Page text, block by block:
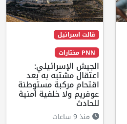
قالت اسرائيل
PNN مختارات
الجيش الإسرائيلي:
اعتقال مشتبه به بعد
اقتحام مركبة مستوطنة
عوفريم ولا خلفية أمنية
للحادث
منذ 9 ساعات